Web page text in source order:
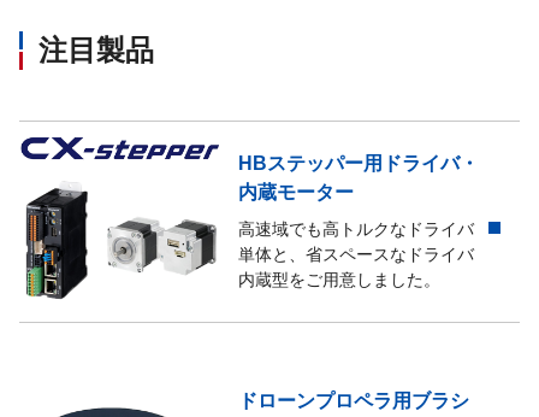
ZEAタイプ
ZFAタイプ 負作動形歯形式電磁クラッ
ZGAタイプ 負作動形歯形式電磁クラッ
ZHAタイプ 負作動形歯形式電磁クラッ
乾式負作動形電磁ブレーキ
注目製品
HBステッパー用ドライバ・
内蔵モーター
高速域でも高トルクなドライバ
単体と、省スペースなドライバ
内蔵型をご用意しました。
ドローンプロペラ用ブラシ